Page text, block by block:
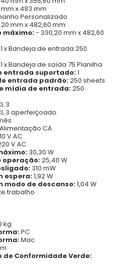
mm x 483 mm
Personalizado
mm x 482,60 mm
máximo:- 330,20 mm x 482,60
1 x Bandeja de entrada 250
1 x Bandeja de saída 75 Planilha
entrada suportado:1
entrada padrão:250 sheets
mídia de entrada:250
3
3 aperfeiçoado
Alimentação CA
V AC
V AC
30,30 W
operação:25,40 W
310 mW
espera:1,92 W
modo de descanso:1,04 W
trabalho
kg
PC
Mac
Conformidade Verde: